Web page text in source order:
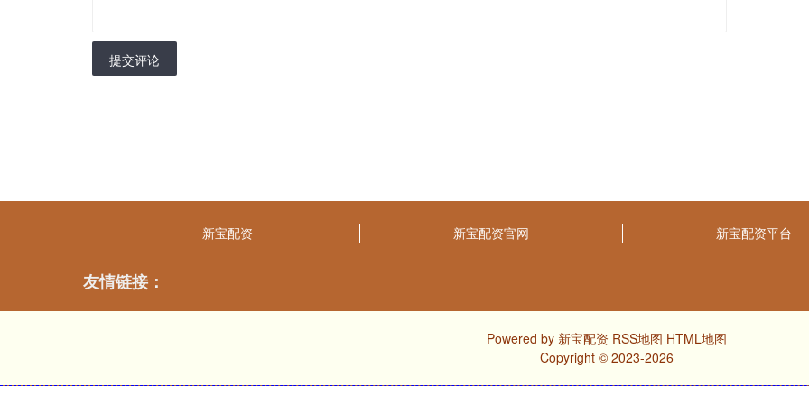
提交评论
新宝配资 新宝配资官网 新宝配资平台
友情链接：
Powered by 新宝配资 RSS地图 HTML地图
Copyright © 2023-2026